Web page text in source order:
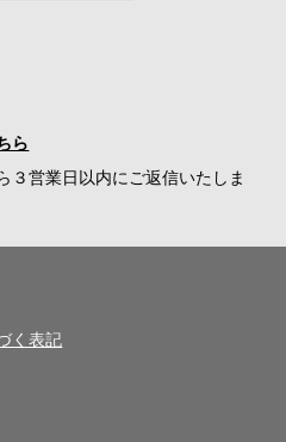
ら
営業日以内にご返信いたしま
く表記